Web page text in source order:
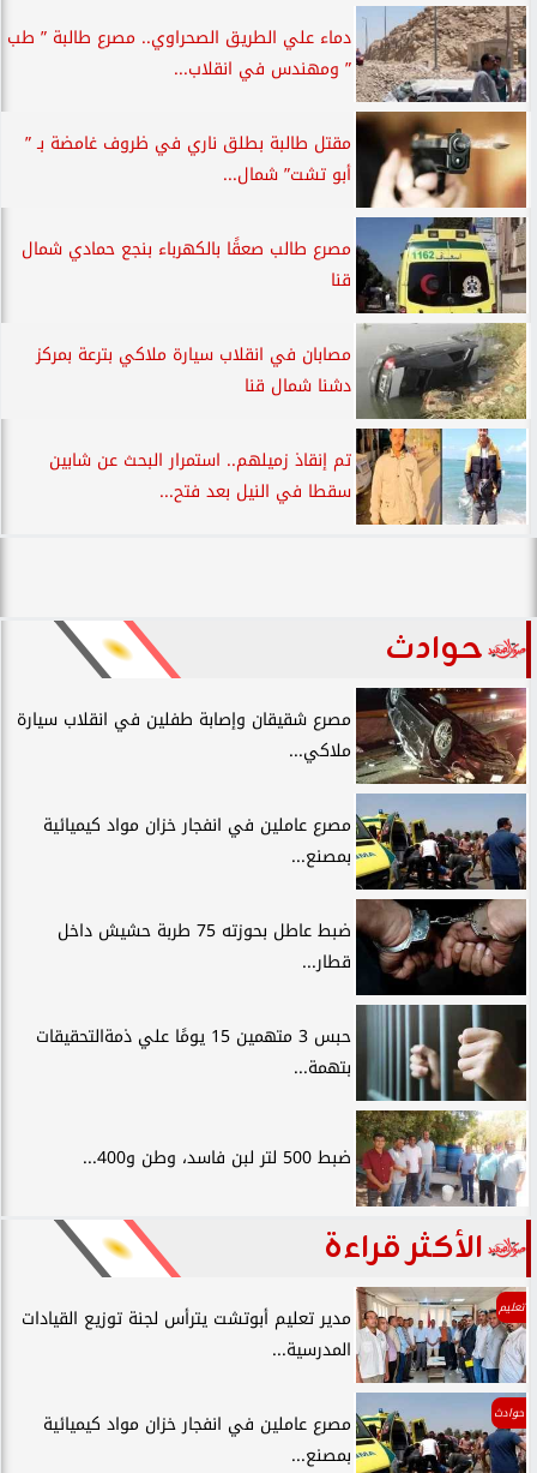
دماء علي الطريق الصحراوي.. مصرع طالبة ” طب
” ومهندس في انقلاب...
مقتل طالبة بطلق ناري في ظروف غامضة بـ ”
أبو تشت” شمال...
مصرع طالب صعقًا بالكهرباء بنجع حمادي شمال
قنا
مصابان في انقلاب سيارة ملاكي بترعة بمركز
دشنا شمال قنا
تم إنقاذ زميلهم.. استمرار البحث عن شابين
سقطا في النيل بعد فتح...
حوادث
مصرع شقيقان وإصابة طفلين في انقلاب سيارة
ملاكي...
مصرع عاملين في انفجار خزان مواد كيميائية
بمصنع...
ضبط عاطل بحوزته 75 طربة حشيش داخل
قطار...
حبس 3 متهمين 15 يومًا علي ذمةالتحقيقات
بتهمة...
ضبط 500 لتر لبن فاسد، وطن و400...
الأكثر قراءة
تعليم
مدير تعليم أبوتشت يترأس لجنة توزيع القيادات
المدرسية...
حوادث
مصرع عاملين في انفجار خزان مواد كيميائية
بمصنع...